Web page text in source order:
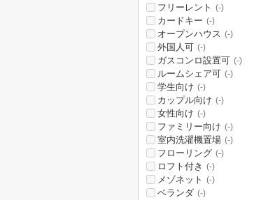
フリーレント (-)
カードキー (-)
オープンハウス (-)
外国人可 (-)
ガスコンロ設置可 (-)
ルームシェア可 (-)
学生向け (-)
カップル向け (-)
女性向け (-)
ファミリー向け (-)
室内洗濯機置場 (-)
フローリング (-)
ロフト付き (-)
メゾネット (-)
ベランダ (-)